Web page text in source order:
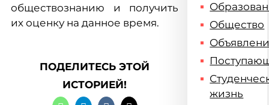
обществознанию и получить
их оценку на данное время.
ПОДЕЛИТЕСЬ ЭТОЙ
ИСТОРИЕЙ!
Общество
жизнь